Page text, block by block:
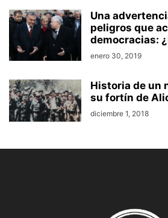
Una
peligros que
democracias:
enero 30, 2019
Historia de un
su fortín de
diciembre 1, 2018